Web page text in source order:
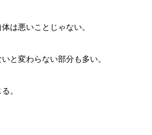
は悪いことじゃない。
と変わらない部分も多い。
。